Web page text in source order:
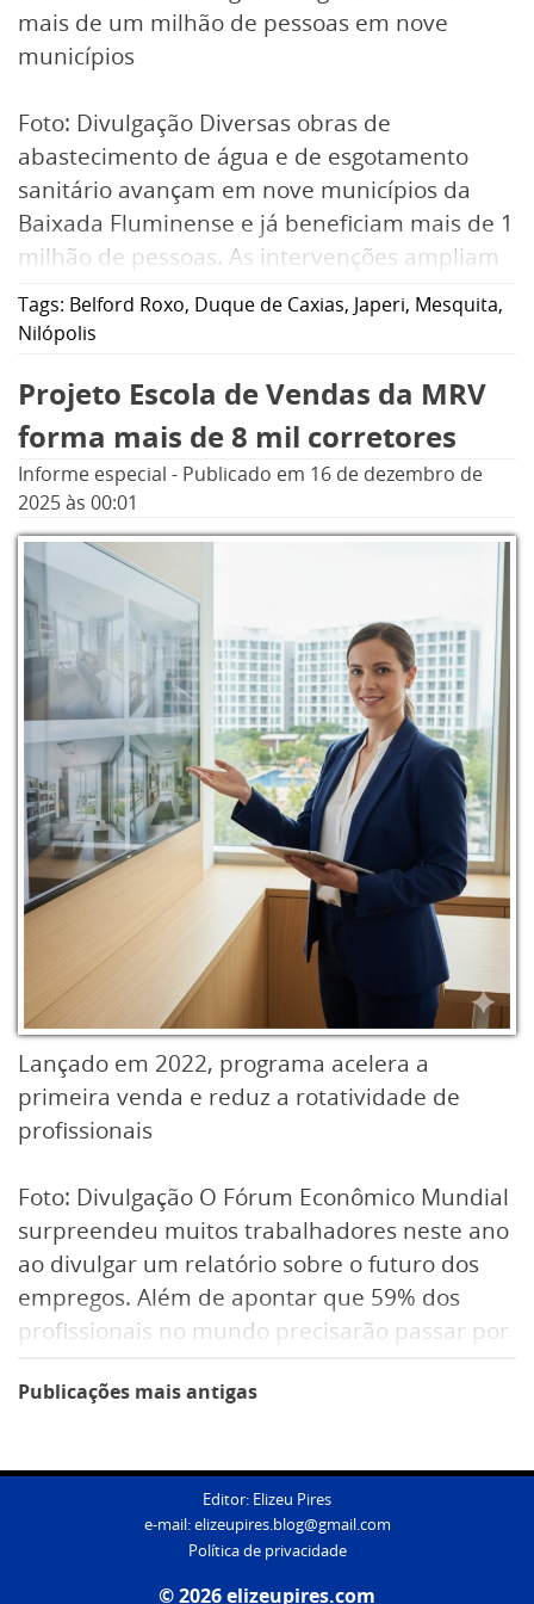
mais de um milhão de pessoas em nove
municípios
Foto: Divulgação Diversas obras de
abastecimento de água e de esgotamento
sanitário avançam em nove municípios da
Baixada Fluminense e já beneficiam mais de 1
milhão de pessoas. As intervenções ampliam
o acesso à água tratada, reduzem o
lançamento de esgoto in natura em rios da
melhoria da saúde pública, da preservação
ambiental e da qualidade de vida da
população. As ações fazem parte de um
conjunto de investimentos em infraestrutura
executados pela Águas do Rio.
Tags: Belford Roxo, Duque de Caxias, Japeri, Mesquita,
Nilópolis
Projeto Escola de Vendas da MRV
forma mais de 8 mil corretores
Informe especial - Publicado em 16 de dezembro de
2025às 00:01
Lançado em 2022, programa acelera a
primeira venda e reduz a rotatividade de
profissionais
Foto: Divulgação O Fórum Econômico Mundial
surpreendeu muitos trabalhadores neste ano
ao divulgar um relatório sobre o futuro dos
empregos. Além de apontar que 59% dos
profissionais no mundo precisarão passar por
que a construção civil está entre os setores
empregos em termos absolutos nesse
período. Embora represente uma injeção de
ânimo para quem atua no setor, o dado
também reforça a necessidade de se preparar
Navegação
posts
Publicações mais antigas
Editor: Elizeu Pires
e-mail:elizeupires.blog@gmail.com
Política de privacidade
© 2026 elizeupires.com